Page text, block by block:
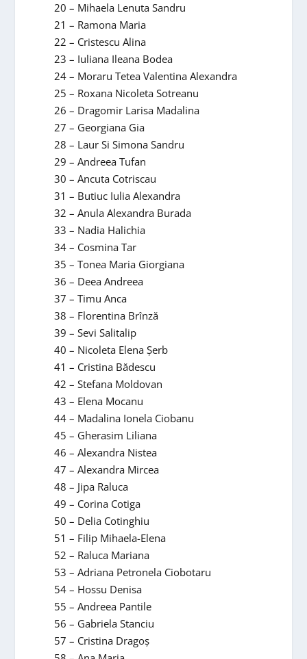
20 – Mihaela Lenuta Sandru
21 – Ramona Maria
22 – Cristescu Alina
23 – Iuliana Ileana Bodea
24 – Moraru Tetea Valentina Alexandra
25 – Roxana Nicoleta Sotreanu
26 – Dragomir Larisa Madalina
27 – Georgiana Gia
28 – Laur Si Simona Sandru
29 – Andreea Tufan
30 – Ancuta Cotriscau
31 – Butiuc Iulia Alexandra
32 – Anula Alexandra Burada
33 – Nadia Halichia
34 – Cosmina Tar
35 – Tonea Maria Giorgiana
36 – Deea Andreea
37 – Timu Anca
38 – Florentina Brînză
39 – Sevi Salitalip
40 – Nicoleta Elena Șerb
41 – Cristina Bădescu
42 – Stefana Moldovan
43 – Elena Mocanu
44 – Madalina Ionela Ciobanu
45 – Gherasim Liliana
46 – Alexandra Nistea
47 – Alexandra Mircea
48 – Jipa Raluca
49 – Corina Cotiga
50 – Delia Cotinghiu
51 – Filip Mihaela-Elena
52 – Raluca Mariana
53 – Adriana Petronela Ciobotaru
54 – Hossu Denisa
55 – Andreea Pantile
56 – Gabriela Stanciu
57 – Cristina Dragoş